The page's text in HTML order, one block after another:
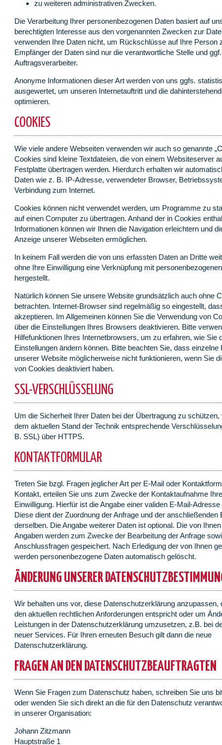
zu weiteren administrativen Zwecken.
Die Verarbeitung Ihrer personenbezogenen Daten basiert auf
berechtigten Interesse aus den vorgenannten Zwecken zur
verwenden Ihre Daten nicht, um Rückschlüsse auf Ihre Person
Empfänger der Daten sind nur die verantwortliche Stelle und ggf.
Auftragsverarbeiter.
Anonyme Informationen dieser Art werden von uns ggfs.
ausgewertet, um unseren Internetauftritt und die
optimieren.
COOKIES
Wie viele andere Webseiten verwenden wir auch so genannte
Cookies sind kleine Textdateien, die von einem Websiteserver
Festplatte übertragen werden. Hierdurch erhalten wir
Daten wie z. B. IP-Adresse, verwendeter Browser,
Verbindung zum Internet.
Cookies können nicht verwendet werden, um Programme zu
auf einen Computer zu übertragen. Anhand der in Cookies
Informationen können wir Ihnen die Navigation erleichtern und
Anzeige unserer Webseiten ermöglichen.
In keinem Fall werden die von uns erfassten Daten an Dritte
ohne Ihre Einwilligung eine Verknüpfung mit
hergestellt.
Natürlich können Sie unsere Website grundsätzlich auch ohne
betrachten. Internet-Browser sind regelmäßig so eingestellt,
akzeptieren. Im Allgemeinen können Sie die Verwendung von
über die Einstellungen Ihres Browsers deaktivieren. Bitte
Hilfefunktionen Ihres Internetbrowsers, um zu erfahren, wie Sie
Einstellungen ändern können. Bitte beachten Sie, dass einzelne
unserer Website möglicherweise nicht funktionieren, wenn Sie
von Cookies deaktiviert haben.
SSL-VERSCHLÜSSELUNG
Um die Sicherheit Ihrer Daten bei der Übertragung zu
dem aktuellen Stand der Technik entsprechende
B. SSL) über HTTPS.
KONTAKTFORMULAR
Treten Sie bzgl. Fragen jeglicher Art per E-Mail oder
Kontakt, erteilen Sie uns zum Zwecke der Kontaktaufnahme
Einwilligung. Hierfür ist die Angabe einer validen E-Mail-
Diese dient der Zuordnung der Anfrage und der anschließenden
derselben. Die Angabe weiterer Daten ist optional. Die von
Angaben werden zum Zwecke der Bearbeitung der Anfrage
Anschlussfragen gespeichert. Nach Erledigung der von Ihnen
werden personenbezogene Daten automatisch gelöscht.
ÄNDERUNG UNSERER
Wir behalten uns vor, diese Datenschutzerklärung anzupassen,
den aktuellen rechtlichen Anforderungen entspricht oder um
Leistungen in der Datenschutzerklärung umzusetzen, z.B. bei
neuer Services. Für Ihren erneuten Besuch gilt dann die neue
Datenschutzerklärung.
FRAGEN AN DEN DATENSCHUTZBEAUFTRAGTEN
Wenn Sie Fragen zum Datenschutz haben, schreiben Sie uns
oder wenden Sie sich direkt an die für den Datenschutz
in unserer Organisation:
Johann Zitzmann
Hauptstraße 1